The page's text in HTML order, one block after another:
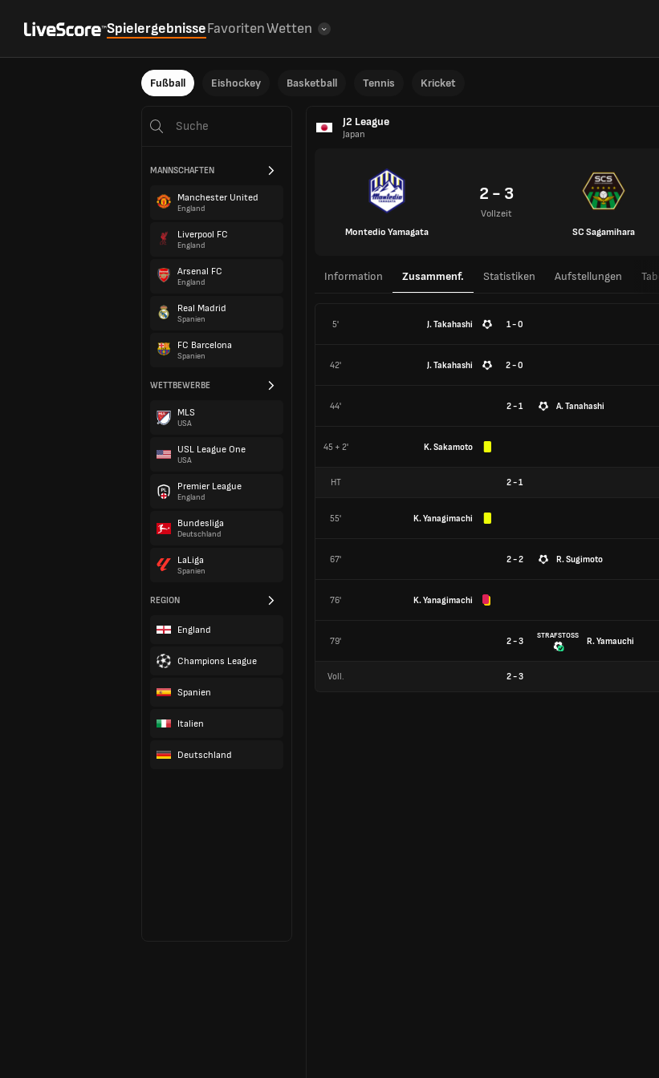
SpielergebnisseFavoritenWetten
Fußball Eishockey Basketball Tennis Kricket
MANNSCHAFTEN
Manchester United
England
Liverpool FC
England
Arsenal FC
England
Real Madrid
Spanien
FC Barcelona
Spanien
WETTBEWERBE
MLS
USA
USL League One
USA
Premier League
England
Bundesliga
Deutschland
LaLiga
Spanien
REGION
England
Champions League
Spanien
Italien
Deutschland
J2 League
Japan
Montedio Yamagata
2 - 3
Vollzeit
SC Sagamihara
Information Zusammenf. Statistiken Aufstellungen
5' J. Takahashi 1 - 0
42' J. Takahashi 2 - 0
44' 2 - 1 A. Tanahashi
45 + 2' K. Sakamoto
HT 2-1
55' K. Yanagimachi
67' 2 - 2 R. Sugimoto
76' K. Yanagimachi
79' 2 - 3
STRAFSTOSS
R. Yamauchi
Voll. 2-3